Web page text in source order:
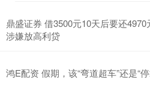
鼎盛证券 借3500元10天后要还
涉嫌放高利贷
鸿E配资 假期，该“弯道超车”还是“